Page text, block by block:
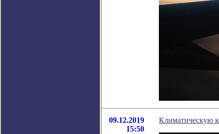
09.12.2019
15:50
Климатическую